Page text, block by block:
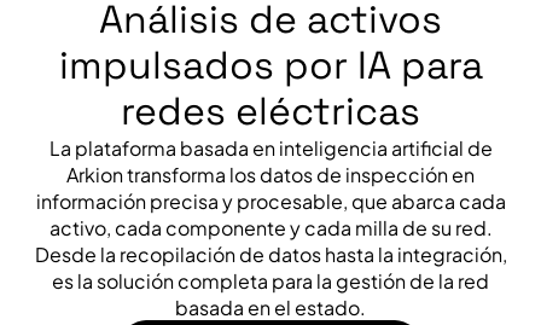
Análisis de activos
impulsados por IA para
redes eléctricas
La plataforma basada en inteligencia artificial de
Arkion transforma los datos de inspección en
información precisa y procesable, que abarca cada
activo, cada componente y cada milla de su red.
Desde la recopilación de datos hasta la integración,
es la solución completa para la gestión de la red
basada en el estado.